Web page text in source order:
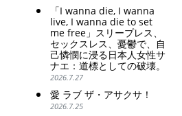
「I wanna die, I wanna
live, I wanna die to set
me free」スリープレス、
セックスレス、憂鬱で、自
己憐憫に浸る日本人女性サ
ナエ：道標としての破壊。
2026.7.27
愛 ラブ ザ・アサクサ！
2026.7.25